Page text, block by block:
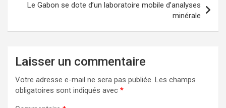
Le Gabon se dote d’un laboratoire mobile d’analyses
minérale
Laisser un commentaire
Votre adresse e-mail ne sera pas publiée. Les champs
obligatoires sont indiqués avec *